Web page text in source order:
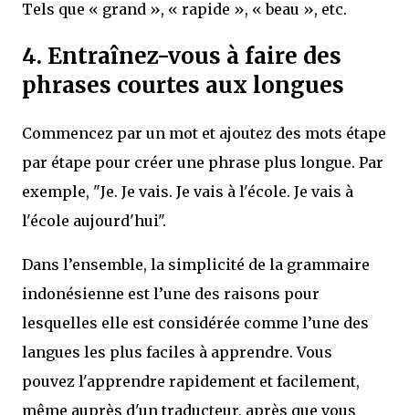
Tels que « grand », « rapide », « beau », etc.
4. Entraînez-vous à faire des
phrases courtes aux longues
Commencez par un mot et ajoutez des mots étape
par étape pour créer une phrase plus longue. Par
exemple, "Je. Je vais. Je vais à l'école. Je vais à
l'école aujourd'hui".
Dans l’ensemble, la simplicité de la grammaire
indonésienne est l’une des raisons pour
lesquelles elle est considérée comme l’une des
langues les plus faciles à apprendre. Vous
pouvez l'apprendre rapidement et facilement,
même auprès d'un traducteur, après que vous